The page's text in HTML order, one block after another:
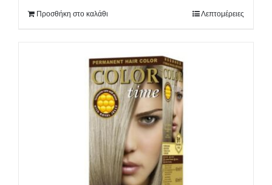
Προσθήκη στο καλάθι Λεπτομέρειες